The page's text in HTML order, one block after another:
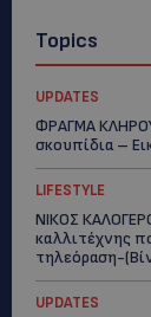
Topics
UPDATES
ΦΡΑΓΜΑ
σκουπίδια –
LIFESTYLE
ΝΙΚΟΣ
καλλιτέχνης
τηλεόραση-
UPDATES